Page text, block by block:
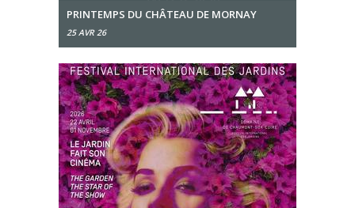
PRINTEMPS DU CHÂTEAU DE MORNAY
25 AVR 26